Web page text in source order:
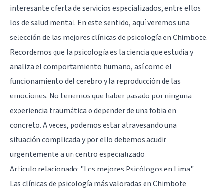
interesante oferta de servicios especializados, entre ellos
los de salud mental. En este sentido, aquí veremos una
selección de las mejores clínicas de psicología en Chimbote.
Recordemos que la psicología es la ciencia que estudia y
analiza el comportamiento humano, así como el
funcionamiento del cerebro y la reproducción de las
emociones. No tenemos que haber pasado por ninguna
experiencia traumática o depender de una fobia en
concreto. A veces, podemos estar atravesando una
situación complicada y por ello debemos acudir
urgentemente a un centro especializado.
Artículo relacionado: "Los mejores Psicólogos en Lima"
Las clínicas de psicología más valoradas en Chimbote